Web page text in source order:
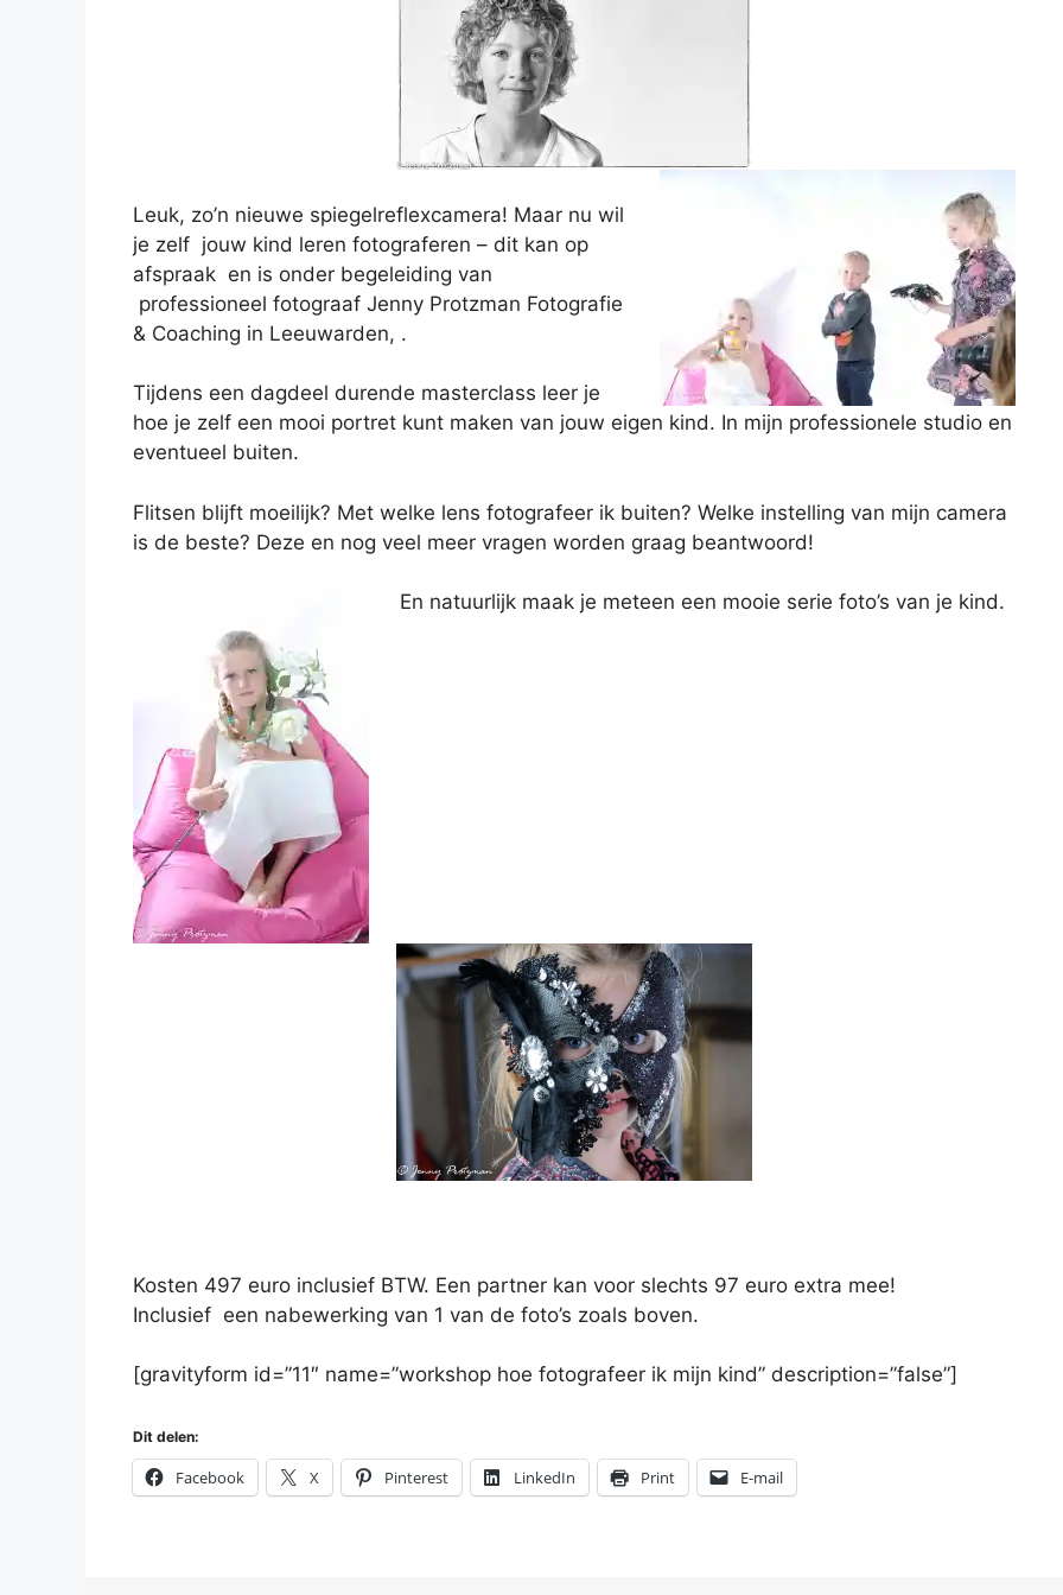
Leuk, zo’n nieuwe spiegelreflexcamera! Maar nu wil
je zelf jouw kind leren fotograferen – dit kan op
afspraak en is onder begeleiding van
professioneel fotograaf Jenny Protzman Fotografie
& Coaching in Leeuwarden, .
Tijdens een dagdeel durende masterclass leer je
hoe je zelf een mooi portret kunt maken van jouw eigen kind. In mijn professionele studio en
eventueel buiten.
Flitsen blijft moeilijk? Met welke lens fotografeer ik buiten? Welke instelling van mijn camera
is de beste? Deze en nog veel meer vragen worden graag beantwoord!
En natuurlijk maak je meteen een mooie serie foto’s van je kind.
Kosten 497 euro inclusief BTW. Een partner kan voor slechts 97 euro extra mee!
Inclusief een nabewerking van 1 van de foto’s zoals boven.
[gravityform id=”11″ name=”workshop hoe fotografeer ik mijn kind” description=”false”]
Dit delen:
Facebook X Pinterest LinkedIn Print E-mail